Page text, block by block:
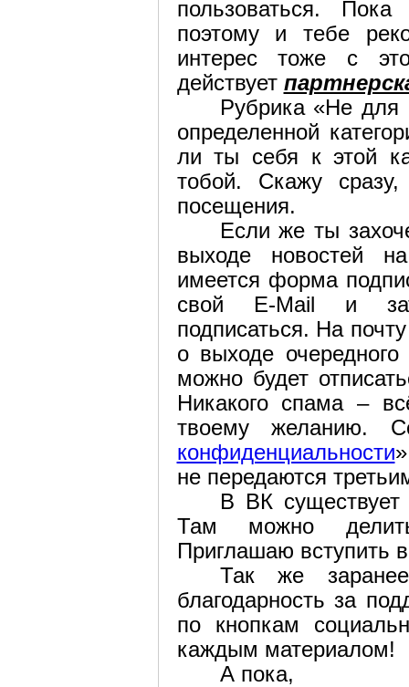
пользоваться.
поэтому и тебе
интерес тоже с
действует
Рубрика «Не для
определенной
ли ты себя к этой
тобой. Скажу
посещения.
Если же ты
выходе новостей
имеется форма
свой E-Mail и
подписаться. На
о выходе
можно будет
Никакого спама –
твоему желанию.
конфиденциальности
не передаются
В ВК существует
Там можно
Приглашаю вступить
Так же
благодарность за
по кнопкам
каждым материалом!
А пока,